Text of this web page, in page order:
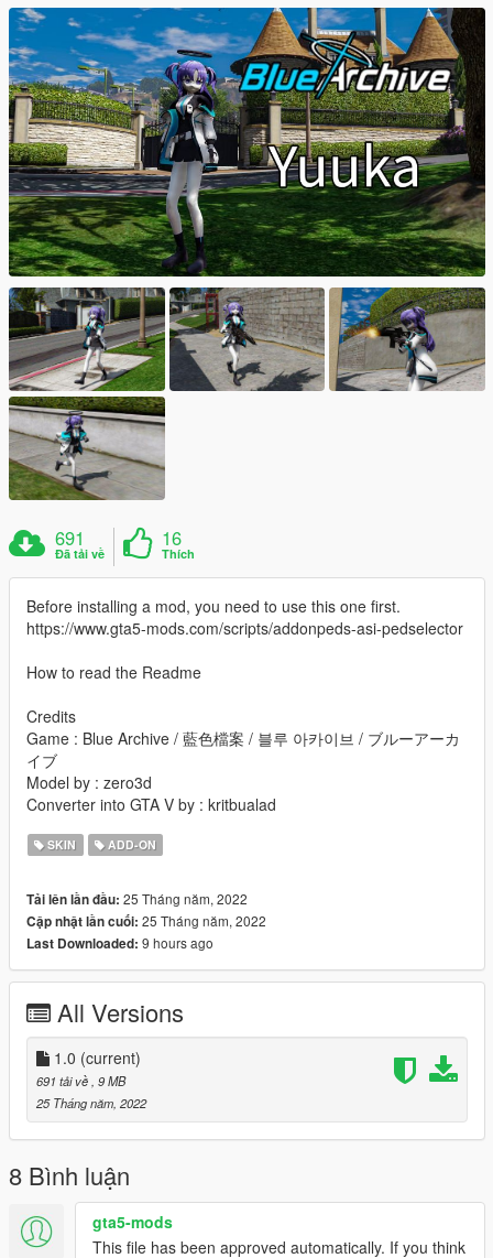
691
Đã tải về
16
Thích
Before installing a mod, you need to use this one first.
https://www.gta5-mods.com/scripts/addonpeds-asi-pedselector
How to read the Readme
Credits
Game : Blue Archive / 藍色檔案 / 블루 아카이브 / ブルーアーカ
イブ
Model by : zero3d
Converter into GTA V by : kritbualad
SKIN ADD-ON
Tải lên lần đầu: 25 Tháng năm, 2022
Cập nhật lần cuối: 25 Tháng năm, 2022
Last Downloaded: 9 hours ago
All Versions
1.0 (current)
691 tải về , 9 MB
25 Tháng năm, 2022
8 Bình luận
gta5-mods
This file has been approved automatically. If you think